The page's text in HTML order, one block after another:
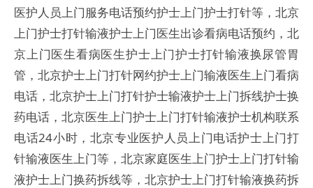
医护人员上门服务电话预约护士上门护士打针等，北京
上门护士打针输液护士上门医生出诊看病电话预约，北
京上门医生看病医生护士上门护士打针输液换尿管胃
管，北京护士上门打针网约护士上门输液医生上门看病
电话，北京护士上门打针护士输液护士上门拆线护士换
药电话，北京医生上门护士上门打针输液护士机构联系
电话24小时，北京专业医护人员上门电话护士上门打
针输液医生上门等，北京家庭医生上门护士上门打针输
液护士上门换药拆线等，北京护士上门打针输液换药拆